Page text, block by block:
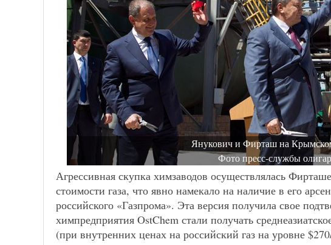
Янукович и Фирташ на
Фото пресс-службы
Агрессивная скупка химзаводов осуществлялась
стоимости газа, что явно намекало на наличие в его
российского «Газпрома». Эта версия получила свое
химпредприятия OstChem стали получать
(при внутренних ценах на российский газ на уровне